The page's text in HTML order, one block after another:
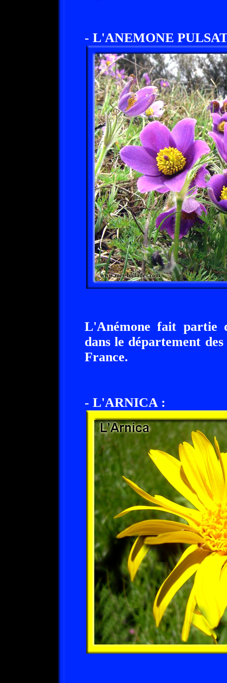
- L'ANEMONE
L'Anémone fait partie
dans le département
France.
- L'ARNICA :